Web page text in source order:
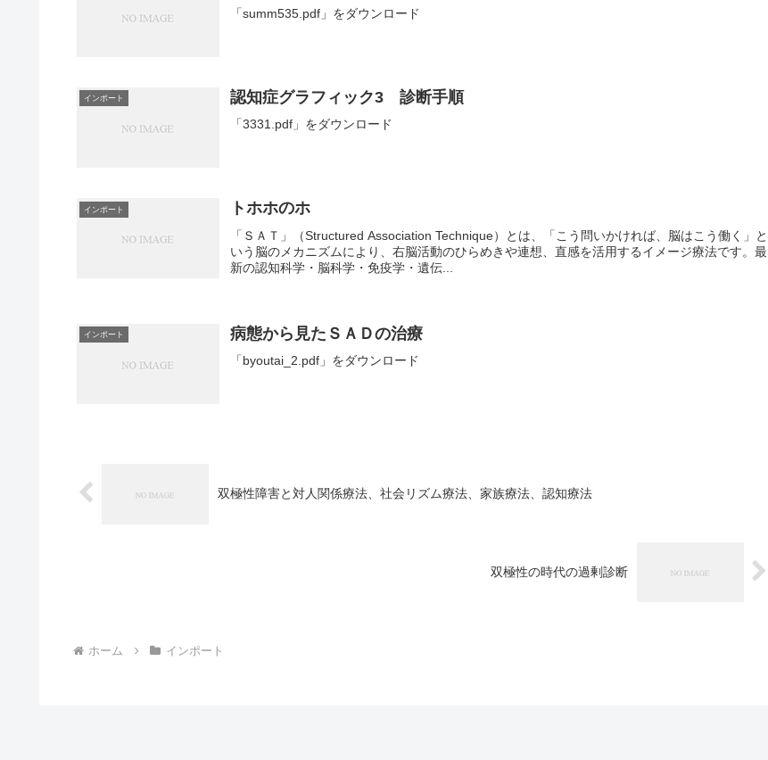
「summ535.pdf」をダウンロード
インポート 認知症グラフィック3 診断手順
「3331.pdf」をダウンロード
インポート トホホのホ
「ＳＡＴ」（Structured Association Technique）とは、「こう問いかければ、脳はこう働く」と
いう脳のメカニズムにより、右脳活動のひらめきや連想、直感を活用するイメージ療法です。最
新の認知科学・脳科学・免疫学・遺伝...
インポート 病態から見たＳＡＤの治療
「byoutai_2.pdf」をダウンロード
双極性障害と対人関係療法、社会リズム療法、家族療法、認知療法
双極性の時代の過剰診断
ホーム インポート